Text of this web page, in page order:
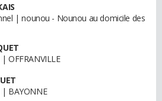
| nounou - Nounou au domicile des
OFFRANVILLE
BAYONNE